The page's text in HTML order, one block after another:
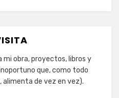
mi obra, proyectos, libros y
que, como todo
alimenta de vez en vez).